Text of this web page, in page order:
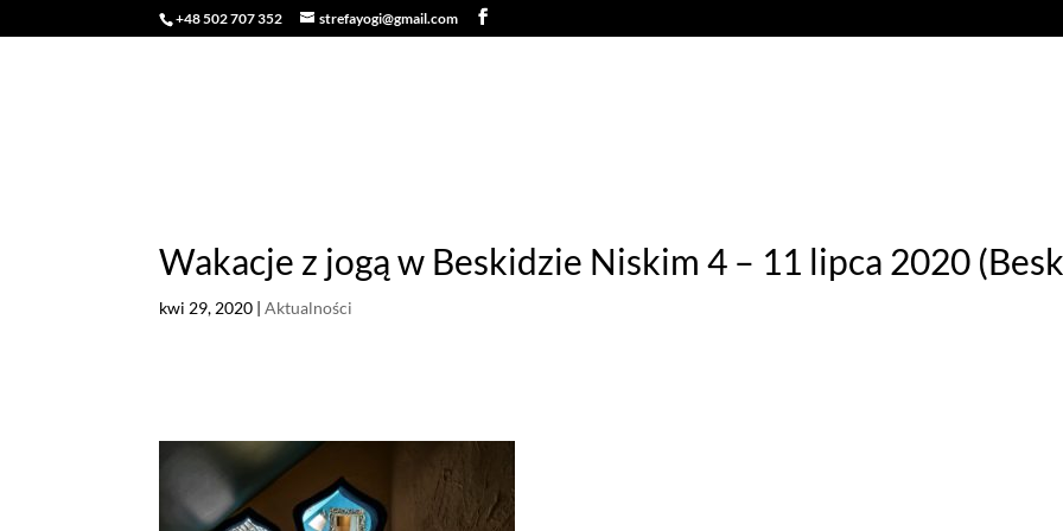
+48 502 707 352 strefayogi@gmail.com
Wakacje z jogą w Beskidzie Niskim 4 – 11 lipca 2020
kwi 29, 2020 |Aktualności